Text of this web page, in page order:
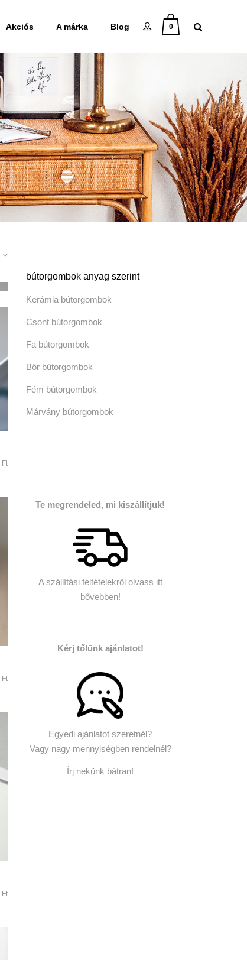
Akciós A márka Blog 0
Ft
Ft
Ft
bútorgombok anyag szerint
Kerámia bútorgombok
Csont bútorgombok
Fa bútorgombok
Bőr bútorgombok
Fém bútorgombok
Márvány bútorgombok
Te megrendeled, mi kiszállítjuk!
A szállítási feltételekről olvass itt
bővebben!
Kérj tőlünk ajánlatot!
Egyedi ajánlatot szeretnél?
Vagy nagy mennyiségben rendelnél?
Írj nekünk bátran!